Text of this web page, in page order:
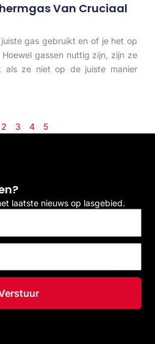
Van Cruciaal
gas gebruikt en of je het op
gassen nuttig zijn, zijn ze
als ze niet op de juiste manier
2 3 4 5
laatste nieuws op lasgebied.